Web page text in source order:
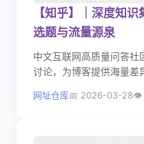
【知乎】｜深度知
选题与流量源泉
中文互联网高质量问答社
讨论，为博客提供海量差
网址仓库 2026-03-28